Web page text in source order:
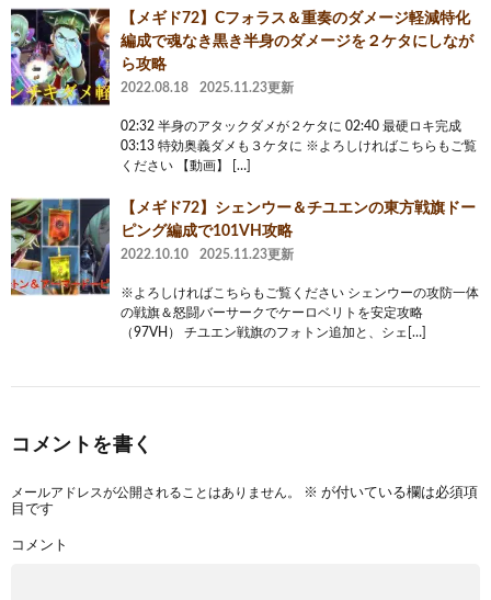
【メギド72】Cフォラス＆重奏のダメージ軽減特化
編成で魂なき黒き半身のダメージを２ケタにしなが
ら攻略
2022.08.18 2025.11.23更新
02:32 半身のアタックダメが２ケタに 02:40 最硬ロキ完成
03:13 特効奥義ダメも３ケタに ※よろしければこちらもご覧
ください 【動画】 […]
【メギド72】シェンウー＆チユエンの東方戦旗ドー
ピング編成で101VH攻略
2022.10.10 2025.11.23更新
※よろしければこちらもご覧ください シェンウーの攻防一体
の戦旗＆怒闘バーサークでケーロベリトを安定攻略
（97VH） チユエン戦旗のフォトン追加と、シェ[…]
コメントを書く
メールアドレスが公開されることはありません。 ※ が付いている欄は必須項
目です
コメント